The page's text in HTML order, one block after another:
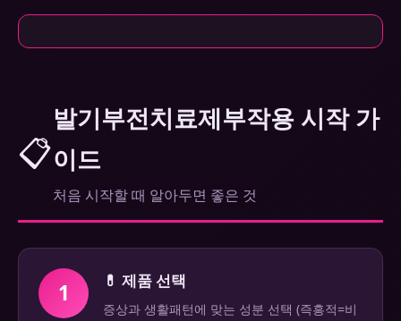
📋
발기부전치료제부작용 시작 가
이드
처음 시작할 때 알아두면 좋은 것
1 💊 제품 선택
증상과 생활패턴에 맞는 성분 선택 (즉흥적=비